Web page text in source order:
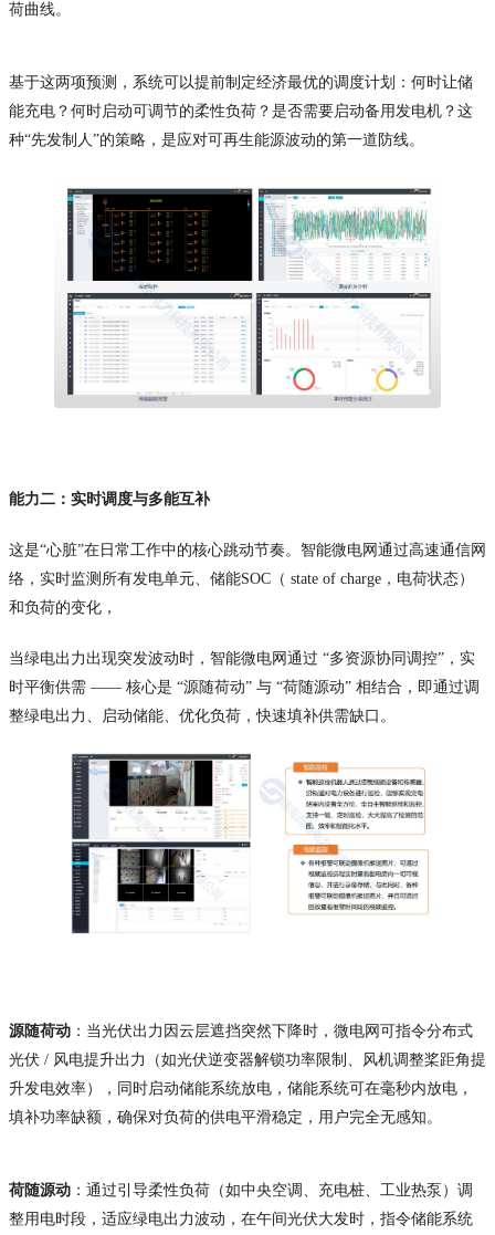
荷曲线。
基于这两项预测，系统可以提前制定经济最优的调度计划：何时让储
能充电？何时启动可调节的柔性负荷？是否需要启动备用发电机？这
种“先发制人”的策略，是应对可再生能源波动的第一道防线。
能力二：实时调度与多能互补
这是“心脏”在日常工作中的核心跳动节奏。智能微电网通过高速通信网
络，实时监测所有发电单元、储能SOC（ state of charge，电荷状态）
和负荷的变化，
当绿电出力出现突发波动时，智能微电网通过 “多资源协同调控”，实
时平衡供需 —— 核心是 “源随荷动” 与 “荷随源动” 相结合，即通过调
整绿电出力、启动储能、优化负荷，快速填补供需缺口。
源随荷动 ：当光伏出力因云层遮挡突然下降时，微电网可指令分布式
光伏 / 风电提升出力（如光伏逆变器解锁功率限制、风机调整桨距角提
升发电效率），同时启动储能系统放电，储能系统可在毫秒内放电，
填补功率缺额，确保对负荷的供电平滑稳定，用户完全无感知。
荷随源动 ：通过引导柔性负荷（如中央空调、充电桩、工业热泵）调
整用电时段，适应绿电出力波动，在午间光伏大发时，指令储能系统